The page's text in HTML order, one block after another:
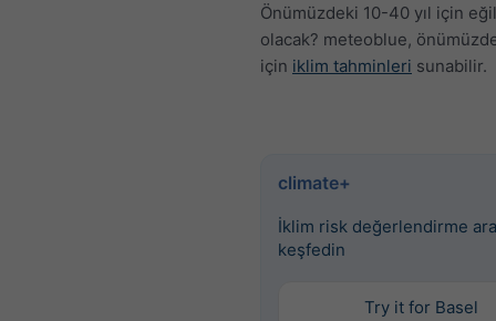
Önümüzdeki 10-40 yıl için
olacak? meteoblue,
için iklim tahminleri sunabilir.
climate+
İklim risk değerlendirme
keşfedin
Try it for Basel